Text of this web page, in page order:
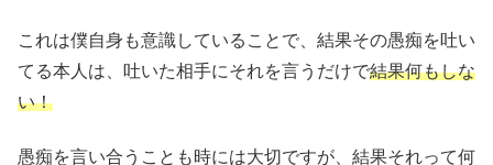
これは僕自身も意識していることで、結果その愚痴を吐い
てる本人は、吐いた相手にそれを言うだけで結果何もしな
い！
愚痴を言い合うことも時には大切ですが、結果それって何